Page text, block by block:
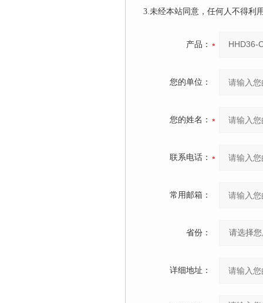
3.未经本站同意，任何人不得利
产品：
您的单位：
您的姓名：
联系电话：
常用邮箱：
省份：
详细地址：